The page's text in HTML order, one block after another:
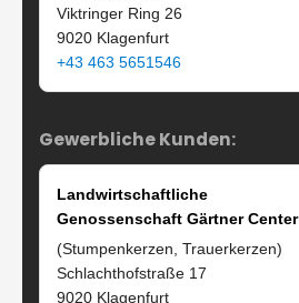
Viktringer Ring 26
9020 Klagenfurt
+43 463 5651546
Gewerbliche Kunden:
Landwirtschaftliche
Genossenschaft Gärtner Center
(Stumpenkerzen, Trauerkerzen)
Schlachthofstraße 17
9020 Klagenfurt